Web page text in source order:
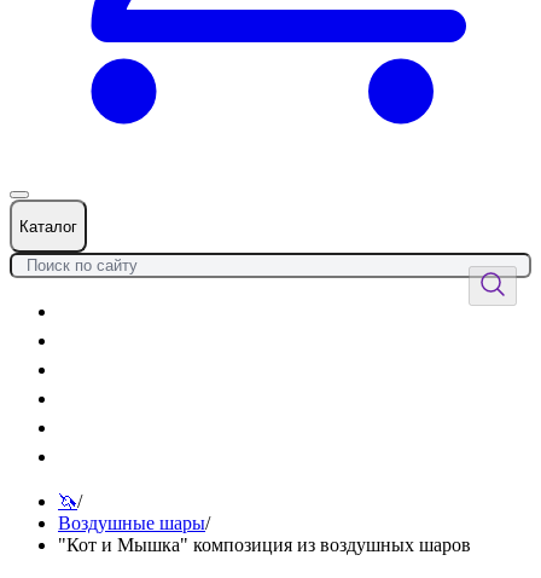
Каталог
🦄/
Воздушные шары/
"Кот и Мышка" композиция из воздушных шаров